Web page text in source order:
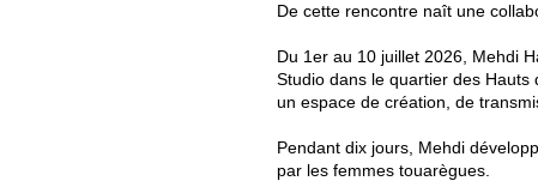
De cette rencontre naît une
Du 1er au 10 juillet 2026, Mehdi
Studio dans le quartier des
un espace de création, de
Pendant dix jours, Mehdi
par les femmes touarègues.